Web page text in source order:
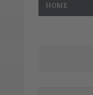
HOME